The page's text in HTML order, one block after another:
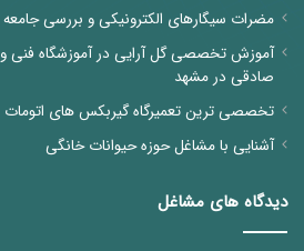
مضرات سیگارهای الکترونیکی و بررسی
آموزش تخصصی گل آرایی در آموزشگاه فنی
صادقی در مشهد
تخصصی ترین تعمیرگاه گیربکس های
آشنایی با مشاغل حوزه حیوانات خانگی
دیدگاه های مشاغل